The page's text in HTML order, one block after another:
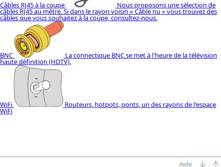
Câbles RJ45 à la coupe Nous proposons une sélection de
câbles RJ45 au mètre. Si dans le rayon voisin « Câble nu » vous trouvez des
câbles que vous souhaitez à la coupe, consultez-nous.
BNC La connectique BNC se met à l'heure de la télévision
haute définition (HDTV).
WiFi Routeurs, hotpots, ponts, un des rayons de l'espace
WiFi
Aide